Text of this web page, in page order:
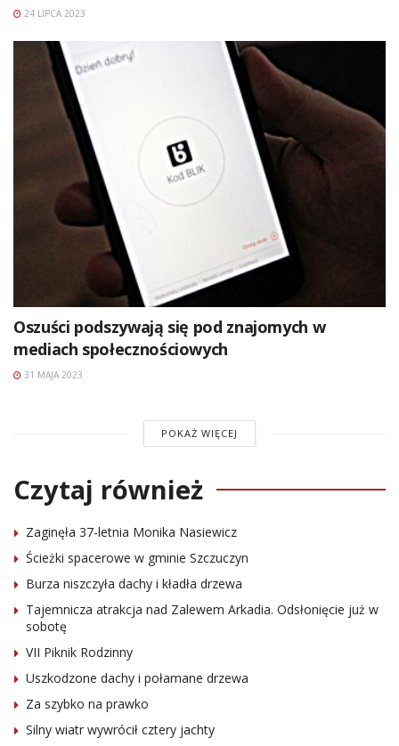
24 LIPCA 2023
Oszuści podszywają się pod znajomych w
mediach społecznościowych
31 MAJA 2023
POKAŻ WIĘCEJ
Czytaj również
Zaginęła 37-letnia Monika Nasiewicz
Ścieżki spacerowe w gminie Szczuczyn
Burza niszczyła dachy i kładła drzewa
Tajemnicza atrakcja nad Zalewem Arkadia. Odsłonięcie już w
sobotę
VII Piknik Rodzinny
Uszkodzone dachy i połamane drzewa
Za szybko na prawko
Silny wiatr wywrócił cztery jachty